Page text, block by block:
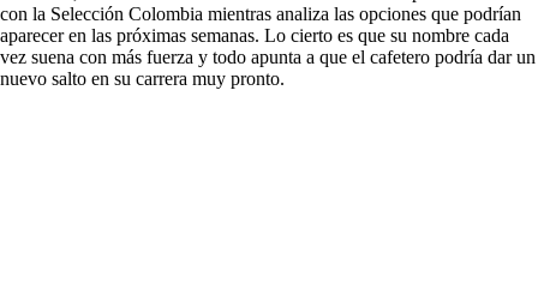
con la Selección Colombia mientras analiza las opciones que podrían
aparecer en las próximas semanas. Lo cierto es que su nombre cada
vez suena con más fuerza y todo apunta a que el cafetero podría dar un
nuevo salto en su carrera muy pronto.